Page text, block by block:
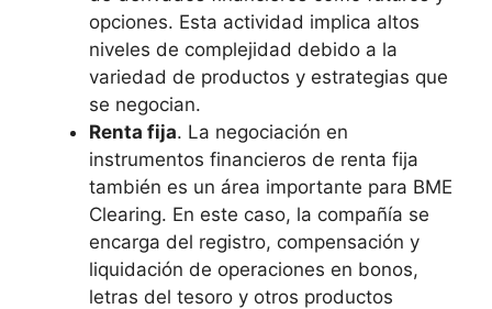
opciones. Esta actividad implica altos
niveles de complejidad debido a la
variedad de productos y estrategias que
se negocian.
Renta fija. La negociación en
instrumentos financieros de renta fija
también es un área importante para BME
Clearing. En este caso, la compañía se
encarga del registro, compensación y
liquidación de operaciones en bonos,
letras del tesoro y otros productos